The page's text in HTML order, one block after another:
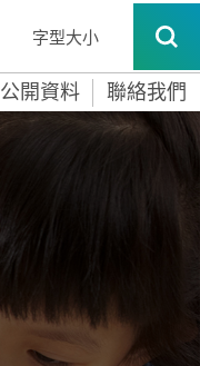
字型大小
公開資料 聯絡我們